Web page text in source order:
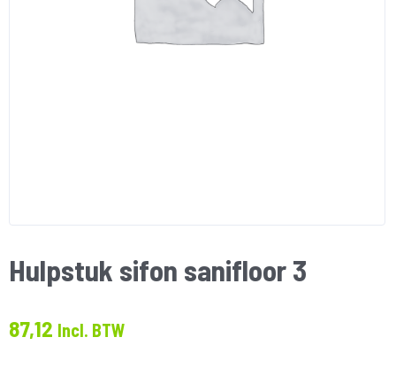
Hulpstuk sifon sanifloor 3
87,12 Incl. BTW